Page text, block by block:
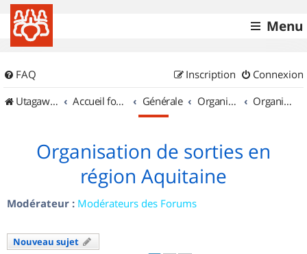
Menu
FAQ Connexion
Inscription
UtagawaVTT (Randos VTT et VTTAE avec traces GPS)
Accueil forum Générale Organisation de sorties & Recherche de partenaires Organisation de sorties en région Aquitaine
Organisation de sorties en
région Aquitaine
Modérateur : Modérateurs des Forums
Nouveau sujet